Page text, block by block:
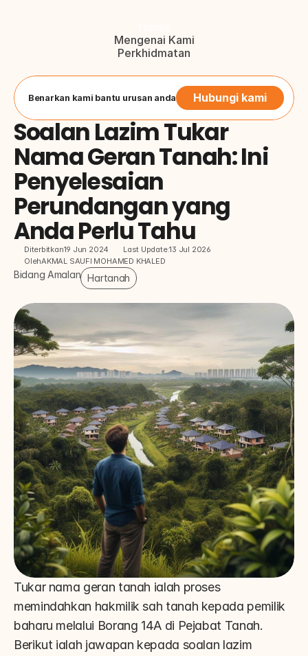
Mengenai Kami
Perkhidmatan
Hubungi Kami
Button
Benarkan kami bantu urusan anda Hubungi kami
Soalan Lazim Tukar
Nama Geran Tanah: Ini
Penyelesaian
Perundangan yang
Anda Perlu Tahu
Diterbitkan19 Jun 2024 Last Update:13 Jul 2026
OlehAKMAL SAUFI MOHAMED KHALED
Bidang Amalan Hartanah
Tukar nama geran tanah ialah proses
memindahkan hakmilik sah tanah kepada pemilik
baharu melalui Borang 14A di Pejabat Tanah.
Berikut ialah jawapan kepada soalan lazim